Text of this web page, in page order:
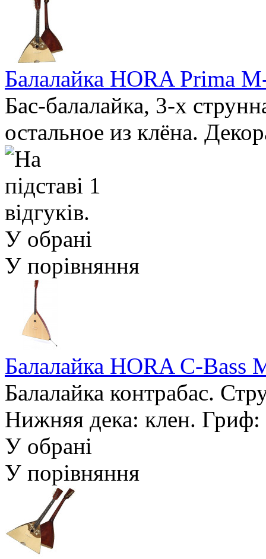
Балалайка HORA Prima
Бас-балалайка, 3-х
остальное из клёна.
У обрані
У порівняння
Балалайка HORA C-Bass
Балалайка контрабас.
Нижняя дека: клен. Гриф:
У обрані
У порівняння